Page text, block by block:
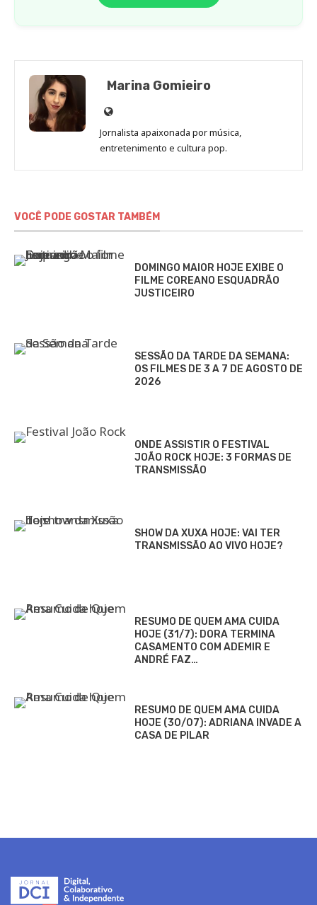
Marina Gomieiro
Site
de
Marina
Jornalista apaixonada por música,
entretenimento e cultura pop.
VOCÊ PODE GOSTAR TAMBÉM
DOMINGO MAIOR HOJE EXIBE O
FILME COREANO ESQUADRÃO
JUSTICEIRO
SESSÃO DA TARDE DA SEMANA:
OS FILMES DE 3 A 7 DE AGOSTO DE
2026
ONDE ASSISTIR O FESTIVAL
JOÃO ROCK HOJE: 3 FORMAS DE
TRANSMISSÃO
SHOW DA XUXA HOJE: VAI TER
TRANSMISSÃO AO VIVO HOJE?
RESUMO DE QUEM AMA CUIDA
HOJE (31/7): DORA TERMINA
CASAMENTO COM ADEMIR E
ANDRÉ FAZ…
RESUMO DE QUEM AMA CUIDA
HOJE (30/07): ADRIANA INVADE A
CASA DE PILAR